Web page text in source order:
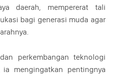
daerah, mempererat tali
bagi generasi muda agar
perkembangan teknologi
mengingatkan pentingnya